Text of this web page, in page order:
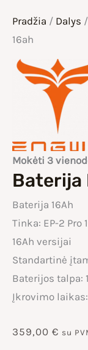
Pradžia / Dalys /
16ah
Mokėti 3
Baterija
Baterija 16Ah
Tinka: EP-2 Pro
16Ah versijai
Standartinė
Baterijos talpa:
Įkrovimo
359,00 € su